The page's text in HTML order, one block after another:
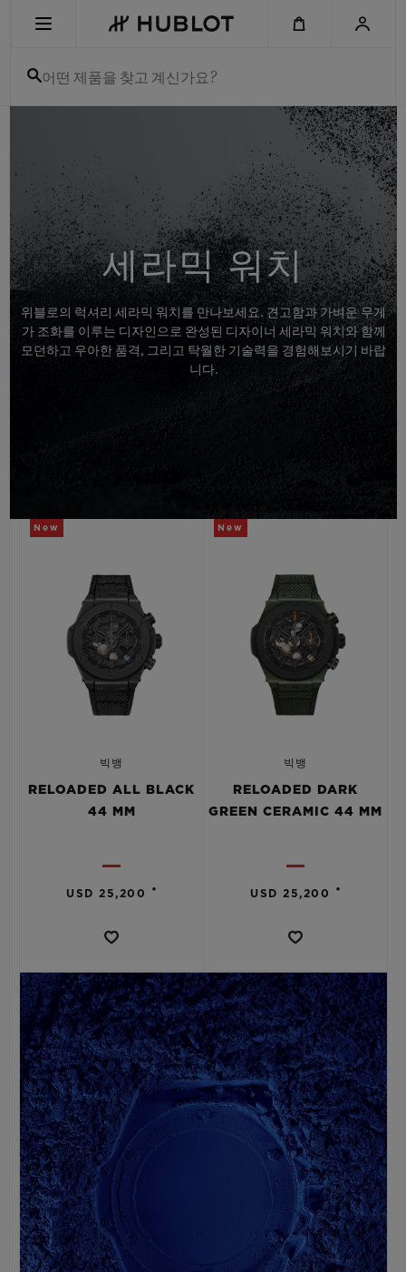
어떤 제품을 찾고 계신가요?
세라믹 워치
위블로의 럭셔리 세라믹 워치를 만나보세요. 견고함과 가벼운 무게
가 조화를 이루는 디자인으로 완성된 디자이너 세라믹 워치와 함께
모던하고 우아한 품격, 그리고 탁월한 기술력을 경험해보시기 바랍
니다.
New
빅뱅
RELOADED ALL BLACK
44 MM
USD 25,200 •
New
빅뱅
RELOADED DARK
GREEN CERAMIC 44 MM
USD 25,200 •
신제품
휴블로티스타 및 연장 보증
예상 배송일
무료 배송 & 반품
기프트 파우치
연락처
부티크 검색